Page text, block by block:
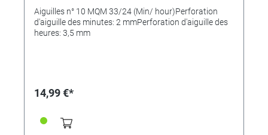
Aiguilles n° 10 MQM 33/24 (Min/ hour)Perforation
d'aiguille des minutes: 2 mmPerforation d'aiguille des
heures: 3,5 mm
14,99 €*